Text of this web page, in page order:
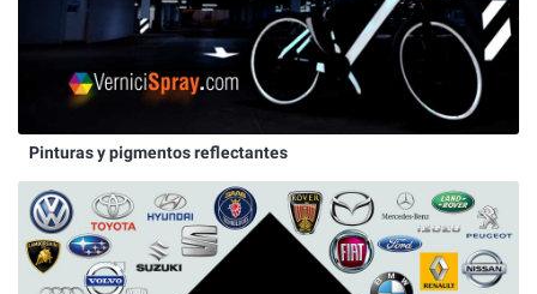
Pinturas y pigmentos reflectantes